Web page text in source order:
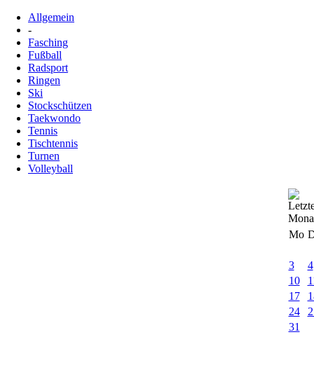
Allgemein
-
Fasching
Fußball
Radsport
Ringen
Ski
Stockschützen
Taekwondo
Tennis
Tischtennis
Turnen
Volleyball
Mo
3
4
10
17
24
31